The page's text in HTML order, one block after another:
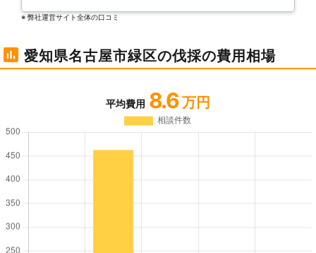
※ 弊社運営サイト全体の⼝コミ
愛知県名古屋市緑区の伐採の費用相場
平均費用 8.6 万円